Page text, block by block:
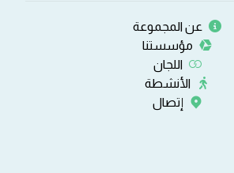
عن المجموعة
مؤسستنا
اللجان
الأنشطة
إتصال